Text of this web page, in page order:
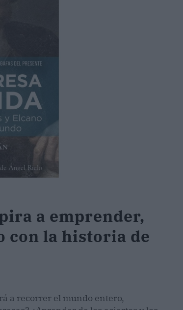
a emprender,
con la historia de
a recorrer el mundo entero,